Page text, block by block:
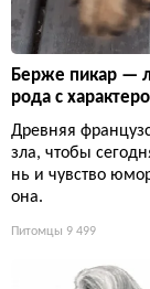
Берже пикар —
рода с
Древняя
зла, чтобы
нь и чувство
она.
Питомцы 9 499